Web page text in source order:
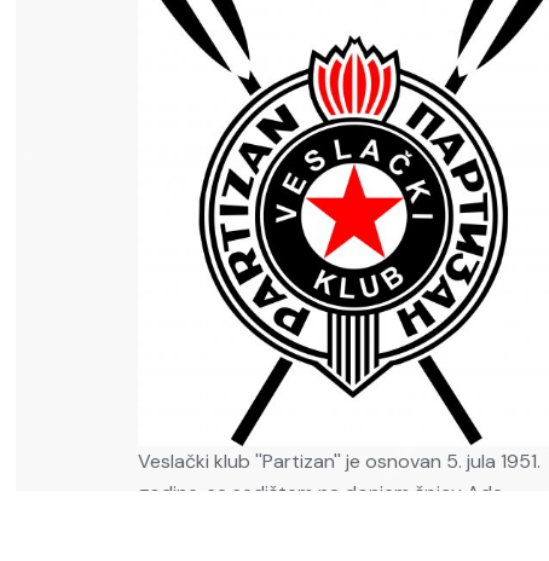
Veslački klub ''Partizan'' je osnovan 5. jula 1951.
godine, sa sedištem na donjem špicu Ade